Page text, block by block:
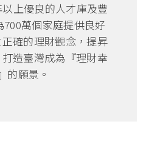
上優良的人才庫及豐
萬個家庭提供良好
確的理財觀念，提昇
造臺灣成為『理財幸
的願景。